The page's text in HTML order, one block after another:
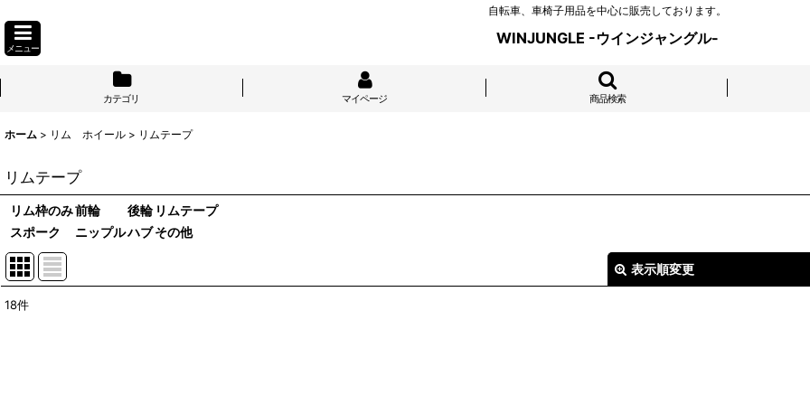
自転車、車椅子用品を中心に販売しております。
メニュー
WINJUNGLE -ウインジャングル-
カテゴリ マイページ 商品検索
ホーム > リム ホイール > リムテープ
リムテープ
リム枠のみ前輪 後輪 リムテープ
スポーク
ニップルハブその他
表示順変更
18件